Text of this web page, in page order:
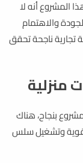
المشروع أنه لا
والاهتمام
تجارية ناجحة تحقق
منزلية
بنجاح، هناك
قوية وتشغيل سلس